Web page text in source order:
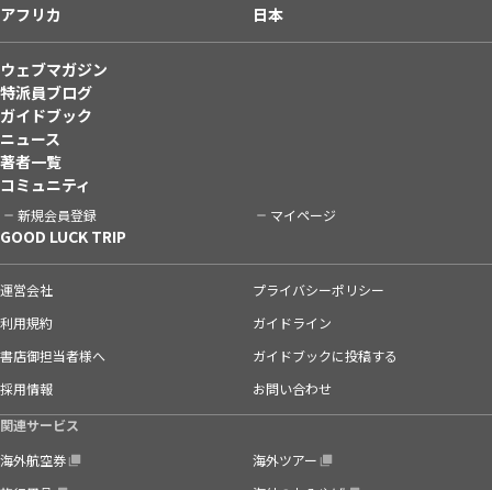
アフリカ
日本
ウェブマガジン
特派員ブログ
ガイドブック
ニュース
著者一覧
コミュニティ
新規会員登録 マイページ
GOOD LUCK TRIP
運営会社
プライバシーポリシー
利用規約
ガイドライン
書店御担当者様へ
ガイドブックに投稿する
採用情報
お問い合わせ
関連サービス
海外航空券
海外ツアー